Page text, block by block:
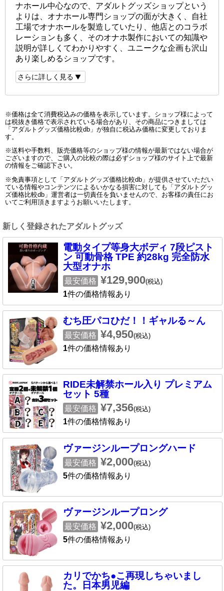
ナホール中心なので、アダルトグッズショップという
よりは、オナホール専門ショップの面が大きく、自社
工場でオナホールを製造していたり、他店とのコラボ
レーションも多く、そのオナホ製作においての知識や
説明が詳しくてわかりやすく、ユニークな企画も沢山
あり楽しめるショップです。
さらに詳しく見る
※価格は全て消費税込みの価格を表示しています。ショップ様によって
は税抜き価格で表示されている場合があり、その商品につきましては
「アダルトグッズ価格比較db」が独自に税込み価格に変更しておりま
す。
※送料や手数料、販売価格等のショップ様の情報が最新ではない場合が
ございますので、ご購入の比較の際は必ずショップ様のサイト上で最新
の情報をご確認下さい。
※免責事項として「アダルトグッズ価格比較db」が提供させていただい
ている情報やコンテンツによるいかなる損害に対しても「アダルトグッ
ズ価格比較db」運営者は一切責任を負いませんので、お客様の責任にお
いてご利用頂きますようお願いいたします。
新しく登録されたアダルトグッズ
電動タイプ等身大ボディ 7段ピスト
ン 可動骨格 TPE 約28kg 完全防水
大型オナホ
最安価格 ¥129,900(税込)
1件の価格情報あり
むち圧パコひだ！！ギャルる～ん
最安価格 ¥4,950(税込)
1件の価格情報あり
RIDE未解禁ホール入り プレミアム
セット 5種
最安価格 ¥7,356(税込)
1件の価格情報あり
ヴァージンループロングハード
最安価格 ¥2,000(税込)
5件の価格情報あり
ヴァージンループロング
最安価格 ¥2,000(税込)
5件の価格情報あり
カリでかち●こ再現しちゃいまし
た。日本男児編